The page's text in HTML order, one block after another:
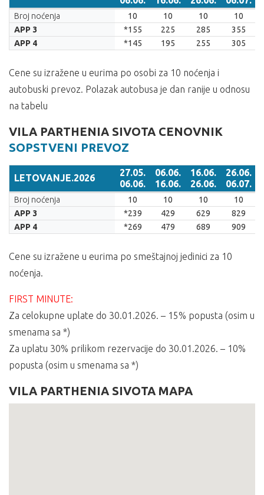
LETOVANJE.2026
27.05.
06.06.
06.06.
16.06.
16.06.
26.06.
26.06.
06.07.
Broj noćenja 10 10 10
10
APP 3
*155 225 285
355
APP 4
*145 195 255 305
Cene su izražene u eurima po osobi za 10 noćenja i
autobuski prevoz. Polazak autobusa je dan ranije u odnosu
na tabelu
VILA PARTHENIA SIVOTA CENOVNIK
SOPSTVENI PREVOZ
LETOVANJE.2026
27.05.
06.06.
06.06.
16.06.
16.06.
26.06.
26.06.
06.07.
LETOVANJE.2026
27.05.
06.06.
06.06.
16.06.
16.06.
26.06.
26.06.
06.07.
Broj noćenja 10 10 10
10
APP 3
*239 429 629
829
APP 4
*269 479 689 909
Cene su izražene u eurima po smeštajnoj jedinici za 10
noćenja.
FIRST MINUTE:
Za celokupne uplate do 30.01.2026. – 15% popusta (osim u
smenama sa *)
Za uplatu 30% prilikom rezervacije do 30.01.2026. – 10%
popusta (osim u smenama sa *)
VILA PARTHENIA SIVOTA MAPA